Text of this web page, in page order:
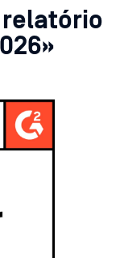
relatório